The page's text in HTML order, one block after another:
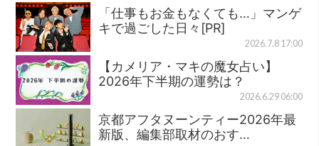
「仕事もお金もなくても…」マンゲ
キで過ごした日々[PR]
2026.7.8 17:00
【カメリア・マキの魔女占い】
2026年下半期の運勢は？
2026.6.29 06:00
京都アフタヌーンティー2026年最
新版、編集部取材のおす…